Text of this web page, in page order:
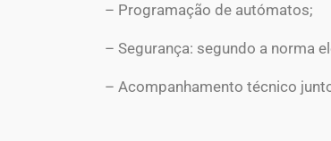
– Programação de autómatos;
– Segurança: segundo a norma
– Acompanhamento técnico